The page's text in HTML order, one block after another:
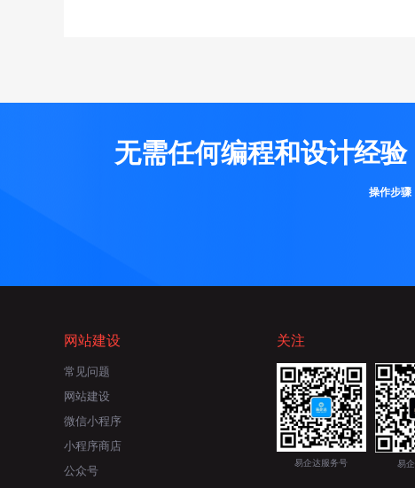
无需任何编程和设计经
操作步骤
网站建设
常见问题
网站建设
微信小程序
小程序商店
公众号
关注
易企达服务号 易